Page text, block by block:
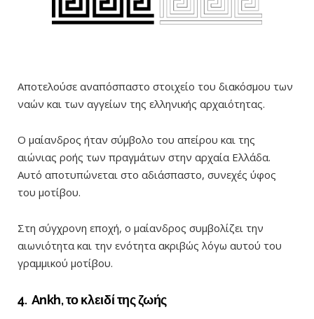
Αποτελούσε αναπόσπαστο στοιχείο του διακόσμου των
ναών και των αγγείων της ελληνικής αρχαιότητας.
Ο μαίανδρος ήταν σύμβολο του απείρου και της
αιώνιας ροής των πραγμάτων στην αρχαία Ελλάδα.
Αυτό αποτυπώνεται στο αδιάσπαστο, συνεχές ύφος
του μοτίβου.
Στη σύγχρονη εποχή, ο μαίανδρος συμβολίζει την
αιωνιότητα και την ενότητα ακριβώς λόγω αυτού του
γραμμικού μοτίβου.
4. Ankh, το κλειδί της ζωής